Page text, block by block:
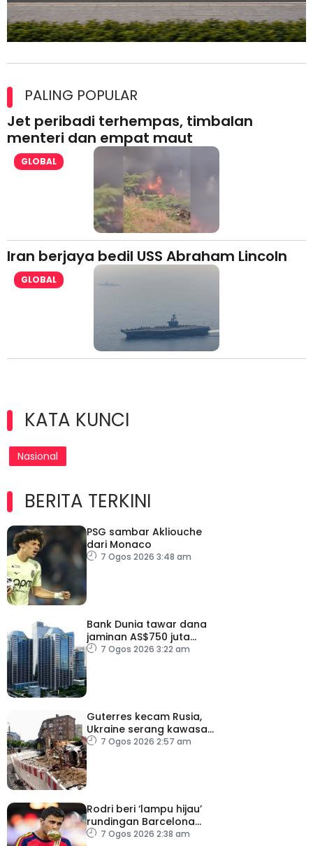
lesen separuh pertama 2026
PALING POPULAR
Jet peribadi terhempas, timbalan
menteri dan empat maut
GLOBAL
Iran berjaya bedil USS Abraham Lincoln
GLOBAL
KATA KUNCI
Nasional
BERITA TERKINI
PSG sambar Akliouche
dari Monaco
7 Ogos 2026 3:48 am
Bank Dunia tawar dana
jaminan AS$750 juta
kepada Indonesia bantu
7 Ogos 2026 3:22 am
Guterres kecam Rusia,
Ukraine serang kawasan
awam7 Ogos 2026 2:57 am
Rodri beri ‘lampu hijau’
rundingan Barcelona
dengan Man City
7 Ogos 2026 2:38 am